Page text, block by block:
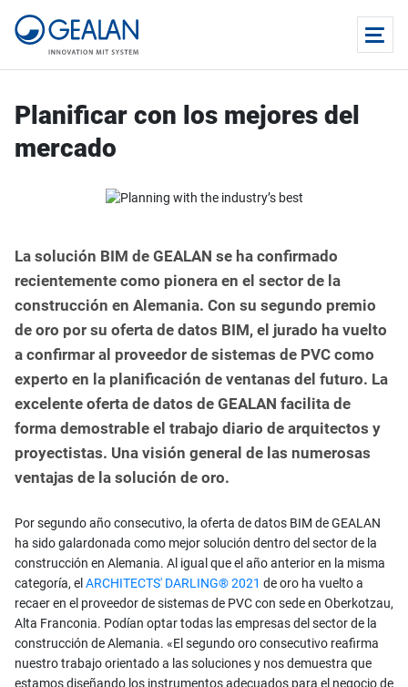
Planificar con los mejores del
mercado
La solución BIM de GEALAN se ha confirmado
recientemente como pionera en el sector de la
construcción en Alemania. Con su segundo premio
de oro por su oferta de datos BIM, el jurado ha vuelto
a confirmar al proveedor de sistemas de PVC como
experto en la planificación de ventanas del futuro. La
excelente oferta de datos de GEALAN facilita de
forma demostrable el trabajo diario de arquitectos y
proyectistas. Una visión general de las numerosas
ventajas de la solución de oro.
Por segundo año consecutivo, la oferta de datos BIM de GEALAN
ha sido galardonada como mejor solución dentro del sector de la
construcción en Alemania. Al igual que el año anterior en la misma
categoría, el ARCHITECTS' DARLING® 2021 de oro ha vuelto a
recaer en el proveedor de sistemas de PVC con sede en Oberkotzau,
Alta Franconia. Podían optar todas las empresas del sector de la
construcción de Alemania. «El segundo oro consecutivo reafirma
nuestro trabajo orientado a las soluciones y nos demuestra que
estamos diseñando los instrumentos adecuados para el negocio de